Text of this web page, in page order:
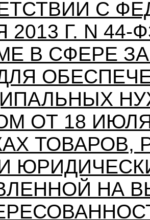
С
2013 Г. N
В СФЕРЕ
ОТ 18 ИЮЛЯ
ТОВАРОВ,
НА